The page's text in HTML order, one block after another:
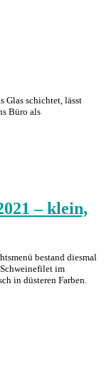
Glas schichtet, lässt
Büro als
– klein,
bestand diesmal
im
in düsteren Farben.